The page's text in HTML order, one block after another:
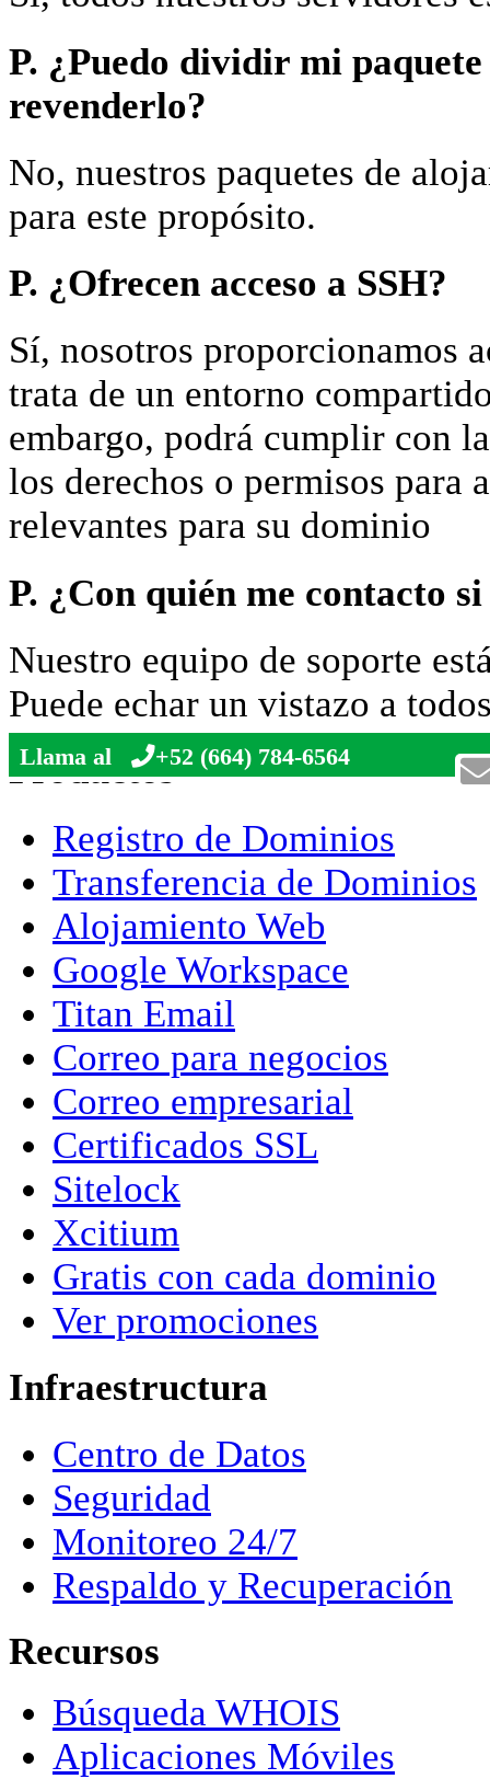
P. ¿Puedo dividir mi
revenderlo?
No, nuestros paquetes de
para este propósito.
P. ¿Ofrecen acceso a SSH?
Sí, nosotros proporcionamos
trata de un entorno
embargo, podrá cumplir con
los derechos o permisos para
relevantes para su dominio
P. ¿Con quién me contacto
Nuestro equipo de soporte
Puede echar un vistazo a
Llama al +52 (664) 784-6564
Productos
Registro de Dominios
Transferencia de Dominios
Alojamiento Web
Google Workspace
Titan Email
Correo para negocios
Correo empresarial
Certificados SSL
Sitelock
Xcitium
Gratis con cada dominio
Ver promociones
Infraestructura
Centro de Datos
Seguridad
Monitoreo 24/7
Respaldo y Recuperación
Recursos
Búsqueda WHOIS
Aplicaciones Móviles